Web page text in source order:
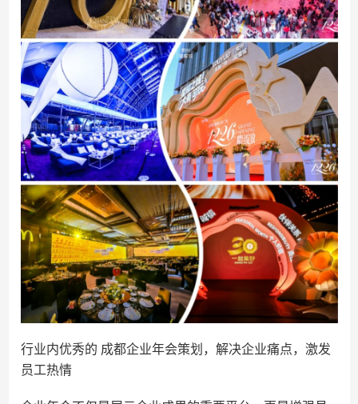
行业内优秀的 成都企业年会​策划，解决企业痛点，激发
员工热情